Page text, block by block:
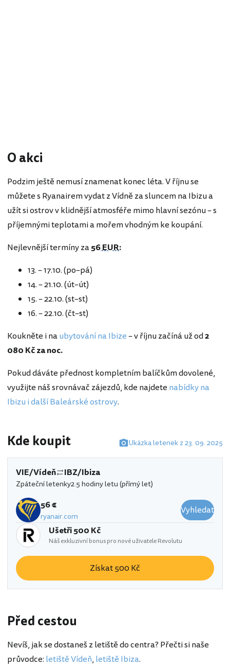
O akci
Podzim ještě nemusí znamenat konec léta. V říjnu se
můžete s Ryanairem vydat z Vídně za sluncem na Ibizu a
užít si ostrov v klidnější atmosféře mimo hlavní sezónu – s
příjemnými teplotami a mořem vhodným ke koupání.
Nejlevnější termíny za56 EUR:
13. – 17.10. (po–pá)
14. – 21.10. (út–út)
15. – 22.10. (st–st)
16. – 22.10. (čt–st)
Koukněte i naubytování na Ibize– v říjnu začíná už od2
080 Kč za noc.
Pokud dáváte přednost kompletním balíčkům dovolené,
využijte náš srovnávač zájezdů, kde najdete nabídky na
Ibizu i další Baleárské ostrovy.
Kde koupit Ukázka letenek z 23. 09. 2025
VIE/Vídeň IBZ/Ibiza
Zpáteční letenky2.5 hodiny letu (přímý let)
56 €
ryanair.com
Vyhledat
Ušetři 500 Kč
Náš exkluzivní bonus pro nové uživatele Revolutu
Získat 500 Kč
Před cestou
Nevíš, jak se dostaneš z letiště do centra? Přečti si naše
průvodce: letiště Vídeň, letiště Ibiza.